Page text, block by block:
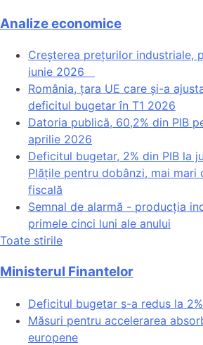
Analize economice
Creșterea prețurilor industriale,
iunie 2026
România, țara UE care și-a
deficitul bugetar în T1 2026
Datoria publică, 60,2% din PIB
aprilie 2026
Deficitul bugetar, 2% din PIB la
Plățile pentru dobânzi, mai mari
fiscală
Semnal de alarmă - producția
primele cinci luni ale anului
Toate stirile
Ministerul Finantelor
Deficitul bugetar s-a redus la
Măsuri pentru accelerarea
europene